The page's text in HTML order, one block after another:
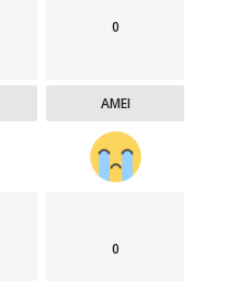
0
AMEI
0